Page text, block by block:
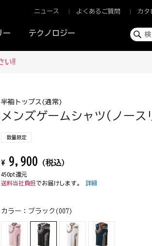
ー テクノロジー
ニュース よくあるご質問 カタ
い‼
半袖トップス(通常)
メンズゲームシャツ(ノース
数量限定
¥ 9,900 (税込)
450pt還元
送料当社負担 でお届けします。詳細
カラー： ブラック(007)